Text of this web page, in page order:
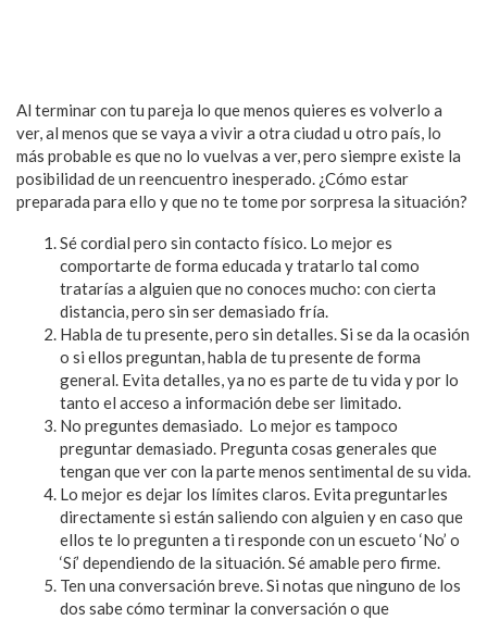
Al terminar con tu pareja lo que menos quieres es volverlo a
ver, al menos que se vaya a vivir a otra ciudad u otro país, lo
más probable es que no lo vuelvas a ver, pero siempre existe la
posibilidad de un reencuentro inesperado. ¿Cómo estar
preparada para ello y que no te tome por sorpresa la situación?
Sé cordial pero sin contacto físico. Lo mejor es
comportarte de forma educada y tratarlo tal como
tratarías a alguien que no conoces mucho: con cierta
distancia, pero sin ser demasiado fría.
Habla de tu presente, pero sin detalles. Si se da la ocasión
o si ellos preguntan, habla de tu presente de forma
general. Evita detalles, ya no es parte de tu vida y por lo
tanto el acceso a información debe ser limitado.
No preguntes demasiado. Lo mejor es tampoco
preguntar demasiado. Pregunta cosas generales que
tengan que ver con la parte menos sentimental de su vida.
Lo mejor es dejar los límites claros. Evita preguntarles
directamente si están saliendo con alguien y en caso que
ellos te lo pregunten a ti responde con un escueto ‘No’ o
‘Sí’ dependiendo de la situación. Sé amable pero firme.
Ten una conversación breve. Si notas que ninguno de los
dos sabe cómo terminar la conversación o que